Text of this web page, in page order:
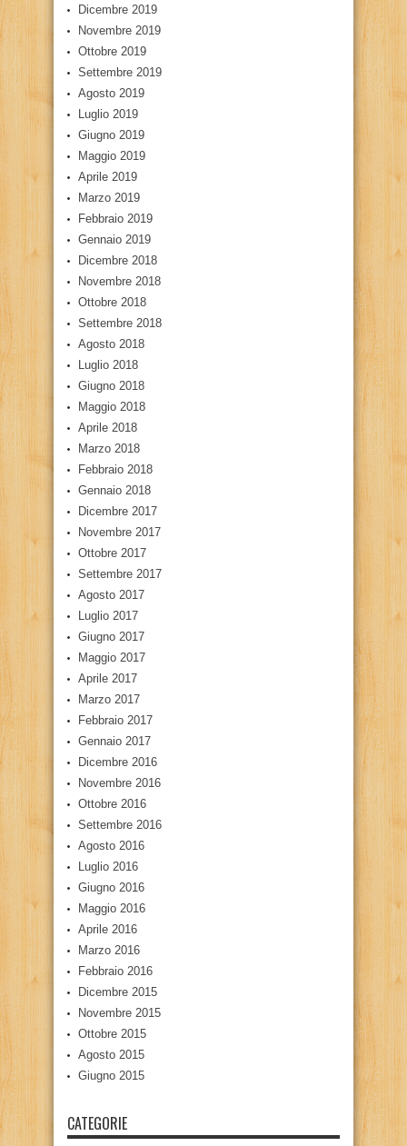
Dicembre 2019
Novembre 2019
Ottobre 2019
Settembre 2019
Agosto 2019
Luglio 2019
Giugno 2019
Maggio 2019
Aprile 2019
Marzo 2019
Febbraio 2019
Gennaio 2019
Dicembre 2018
Novembre 2018
Ottobre 2018
Settembre 2018
Agosto 2018
Luglio 2018
Giugno 2018
Maggio 2018
Aprile 2018
Marzo 2018
Febbraio 2018
Gennaio 2018
Dicembre 2017
Novembre 2017
Ottobre 2017
Settembre 2017
Agosto 2017
Luglio 2017
Giugno 2017
Maggio 2017
Aprile 2017
Marzo 2017
Febbraio 2017
Gennaio 2017
Dicembre 2016
Novembre 2016
Ottobre 2016
Settembre 2016
Agosto 2016
Luglio 2016
Giugno 2016
Maggio 2016
Aprile 2016
Marzo 2016
Febbraio 2016
Dicembre 2015
Novembre 2015
Ottobre 2015
Agosto 2015
Giugno 2015
CATEGORIE